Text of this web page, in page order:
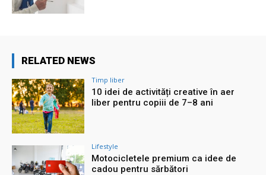
RELATED NEWS
Timp liber
10 idei de activități creative în aer
liber pentru copiii de 7–8 ani
Lifestyle
Motocicletele premium ca idee de
cadou pentru sărbători